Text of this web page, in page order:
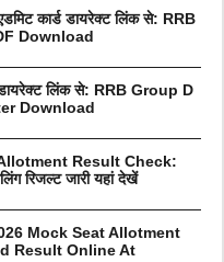
कार्ड डायरेक्ट लिंक से: RRB
Download
डायरेक्ट लिंक से: RRB Group D
Download
Result Check:
रिजल्ट जारी यहां देखें
Mock Seat Allotment
Result Online At